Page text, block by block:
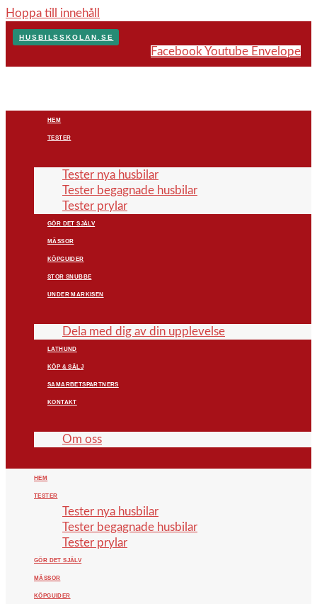
Hoppa till innehåll
HUSBILSSKOLAN.SE
Facebook Youtube Envelope
HEM
TESTER
Tester nya husbilar
Tester begagnade husbilar
Tester prylar
GÖR DET SJÄLV
MÄSSOR
KÖPGUIDER
STOR SNUBBE
UNDER MARKISEN
Dela med dig av din upplevelse
LATHUND
KÖP & SÄLJ
SAMARBETSPARTNERS
KONTAKT
Om oss
HEM
TESTER
Tester nya husbilar
Tester begagnade husbilar
Tester prylar
GÖR DET SJÄLV
MÄSSOR
KÖPGUIDER